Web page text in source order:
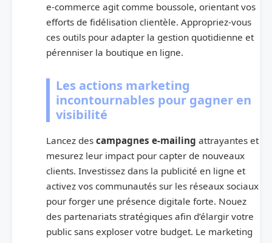
e-commerce agit comme boussole, orientant vos
efforts de fidélisation clientèle. Appropriez-vous
ces outils pour adapter la gestion quotidienne et
pérenniser la boutique en ligne.
Les actions marketing
incontournables pour gagner en
visibilité
Lancez des campagnes e-mailing attrayantes et
mesurez leur impact pour capter de nouveaux
clients. Investissez dans la publicité en ligne et
activez vos communautés sur les réseaux sociaux
pour forger une présence digitale forte. Nouez
des partenariats stratégiques afin d’élargir votre
public sans exploser votre budget. Le marketing